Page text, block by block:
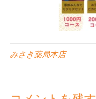
みさき薬局本店